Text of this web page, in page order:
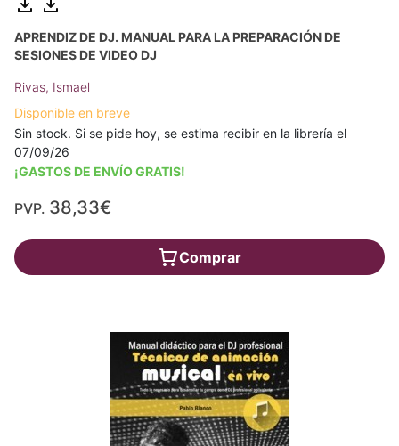
APRENDIZ DE DJ. MANUAL PARA LA PREPARACIÓN DE
SESIONES DE VIDEO DJ
Rivas, Ismael
Disponible en breve
Sin stock. Si se pide hoy, se estima recibir en la librería el
07/09/26
¡GASTOS DE ENVÍO GRATIS!
PVP. 38,33€
Comprar